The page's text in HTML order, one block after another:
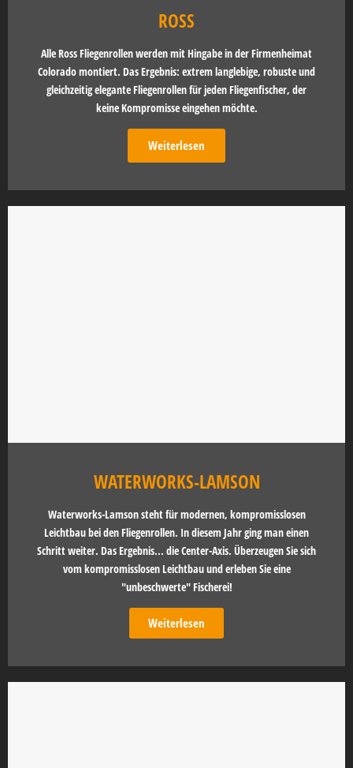
ROSS
Alle Ross Fliegenrollen werden mit Hingabe in der Firmenheimat
Colorado montiert. Das Ergebnis: extrem langlebige, robuste und
gleichzeitig elegante Fliegenrollen für jeden Fliegenfischer, der
keine Kompromisse eingehen möchte.
Weiterlesen
WATERWORKS-LAMSON
Waterworks-Lamson steht für modernen, kompromisslosen
Leichtbau bei den Fliegenrollen. In diesem Jahr ging man einen
Schritt weiter. Das Ergebnis... die Center-Axis. Überzeugen Sie sich
vom kompromisslosen Leichtbau und erleben Sie eine
"unbeschwerte" Fischerei!
Weiterlesen